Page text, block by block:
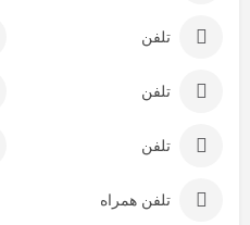
تلفن
تلفن
تلفن
تلفن همراه